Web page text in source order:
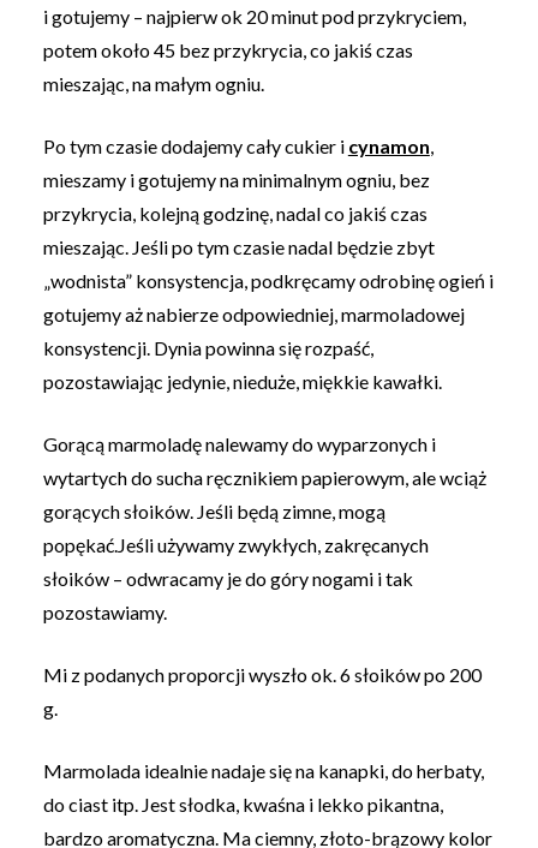
i gotujemy – najpierw ok 20 minut pod przykryciem,
potem około 45 bez przykrycia, co jakiś czas
mieszając, na małym ogniu.
Po tym czasie dodajemy cały cukier i cynamon,
mieszamy i gotujemy na minimalnym ogniu, bez
przykrycia, kolejną godzinę, nadal co jakiś czas
mieszając. Jeśli po tym czasie nadal będzie zbyt
„wodnista” konsystencja, podkręcamy odrobinę ogień i
gotujemy aż nabierze odpowiedniej, marmoladowej
konsystencji. Dynia powinna się rozpaść,
pozostawiając jedynie, nieduże, miękkie kawałki.
Gorącą marmoladę nalewamy do wyparzonych i
wytartych do sucha ręcznikiem papierowym, ale wciąż
gorących słoików. Jeśli będą zimne, mogą
popękać.Jeśli używamy zwykłych, zakręcanych
słoików – odwracamy je do góry nogami i tak
pozostawiamy.
Mi z podanych proporcji wyszło ok. 6 słoików po 200
g.
Marmolada idealnie nadaje się na kanapki, do herbaty,
do ciast itp. Jest słodka, kwaśna i lekko pikantna,
bardzo aromatyczna. Ma ciemny, złoto-brązowy kolor